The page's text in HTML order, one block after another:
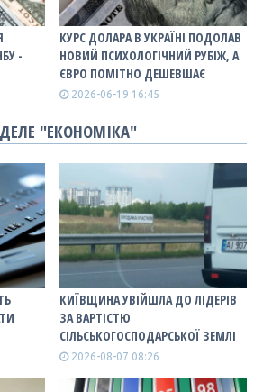
-
КУРС ДОЛАРА В УКРАЇНІ ПОДОЛАВ
НОВИЙ ПСИХОЛОГІЧНИЙ РУБІЖ, А
ЄВРО ПОМІТНО ДЕШЕВШАЄ
2026-06-19 16:45
"ЕКОНОМІКА"
КИЇВЩИНА УВІЙШЛА ДО ЛІДЕРІВ
ЗА ВАРТІСТЮ
СІЛЬСЬКОГОСПОДАРСЬКОЇ ЗЕМЛІ
2026-08-07 08:26